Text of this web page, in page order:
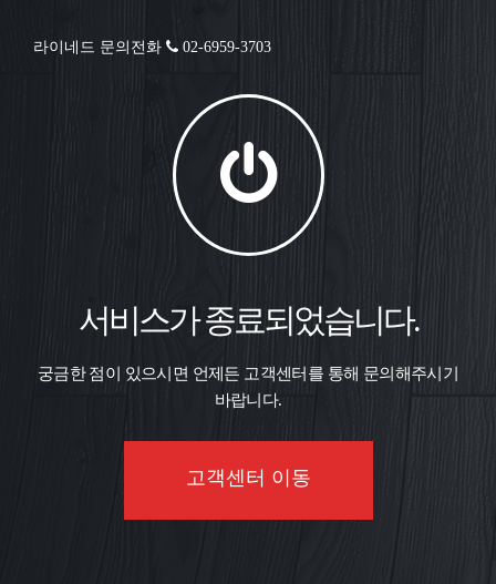
라이네드 문의전화 02-6959-3703
서비스가 종료되었습니다.
궁금한 점이 있으시면 언제든 고객센터를 통해 문의해주시기
바랍니다.
고객센터 이동